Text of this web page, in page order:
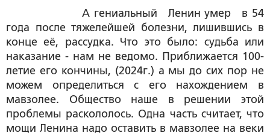
А гениальный Ленин умер в 54
года после тяжелейшей болезни, лишившись в
конце её, рассудка. Что это было: судьба или
наказание - нам не ведомо. Приближается 100-
летие его кончины, (2024г.) а мы до сих пор не
можем определиться с его нахождением в
мавзолее. Общество наше в решении этой
проблемы раскололось. Одна часть считает, что
мощи Ленина надо оставить в мавзолее на веки